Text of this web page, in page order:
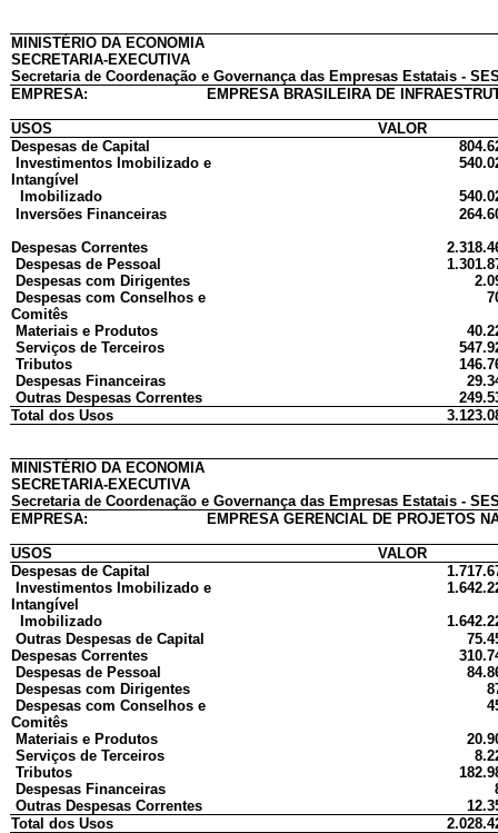
MINISTÉRIO DA ECONOMIA
SECRETARIA-EXECUTIVA
Secretaria de Coordenação e Governança das Empresas Estatais -
EMPRESA:
EMPRESA BRASILEIRA DE
USOS
VALOR
Despesas de Capital
Investimentos Imobilizado e
Intangível
Imobilizado
Inversões Financeiras
Despesas Correntes
Despesas de Pessoal
Despesas com Dirigentes
Despesas com Conselhos e
Comitês
Materiais e Produtos
Serviços de Terceiros
Tributos
Despesas Financeiras
Outras Despesas Correntes
Total dos Usos
MINISTÉRIO DA ECONOMIA
SECRETARIA-EXECUTIVA
Secretaria de Coordenação e Governança das Empresas Estatais -
EMPRESA:
EMPRESA GERENCIAL DE PROJETOS
USOS
VALOR
Despesas de Capital
Investimentos Imobilizado e
Intangível
Imobilizado
Outras Despesas de Capital
Despesas Correntes
Despesas de Pessoal
Despesas com Dirigentes
Despesas com Conselhos e
Comitês
Materiais e Produtos
Serviços de Terceiros
Tributos
Despesas Financeiras
Outras Despesas Correntes
Total dos Usos